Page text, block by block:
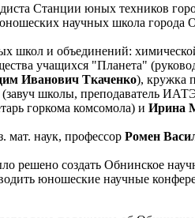
Станции юных техников
научных школа города
школ и объединений:
учащихся "Планета"
Иванович Ткаченко), кружка
школы, преподаватель
горкома комсомола) и Ирина
мат. наук, профессор Ромен
решено создать Обнинское
юношеские научные